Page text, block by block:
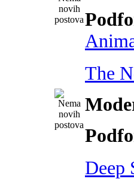
The
Deep